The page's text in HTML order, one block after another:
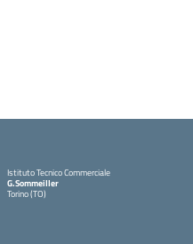
Istituto Tecnico Commerciale
G.Sommeiller
Torino (TO)